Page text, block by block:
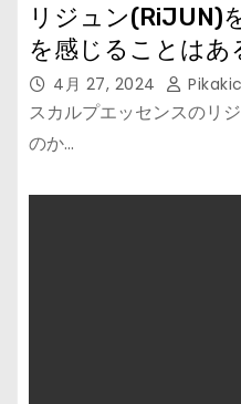
リジュン(RiJUN)
を感じることはあ
4月 27, 2024
スカルプエッセンスのリ
のか…